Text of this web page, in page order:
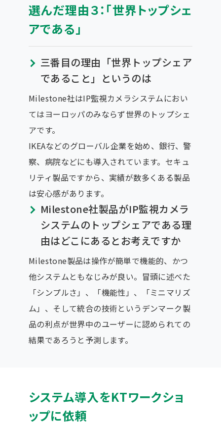
選んだ理由３：「世界トップシェ
アである」
三番目の理由「世界トップシェア
であること」というのは
Milestone社はIP監視カメラシステムにおい
てはヨーロッパのみならず世界のトップシェ
アです。
IKEAなどのグローバル企業を始め、銀行、警
察、病院などにも導入されています。セキュ
リティ製品ですから、実績が数多くある製品
は安心感があります。
Milestone社製品がIP監視カメラ
システムのトップシェアである理
由はどこにあるとお考えですか
Milestone製品は操作が簡単で機能的、かつ
他システムともなじみが良い。冒頭に述べた
「シンプルさ」、「機能性」、「ミニマリズ
ム」、そして統合の技術というデンマーク製
品の利点が世界中のユーザーに認められての
結果であろうと予測します。
システム導入をKTワークショ
ップに依頼